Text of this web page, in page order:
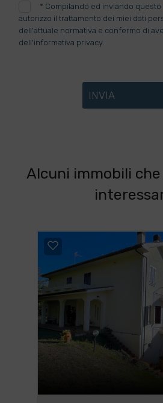
* Compilando ed inviando
autorizzo il trattamento dei miei dati
dell'attuale normativa e confermo di
dell'informativa privacy.
INVIA
Alcuni immobili